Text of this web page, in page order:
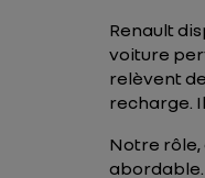
Renault
voiture
relèvent
recharge.
Notre
abordable.